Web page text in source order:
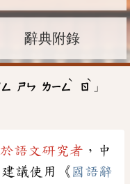
辭典附錄
ㄥ ㄕㄣ ㄌㄧㄥ
ˋ
ㄖ
ˋ
」
語文研究者 ，中
議使用《 國語辭